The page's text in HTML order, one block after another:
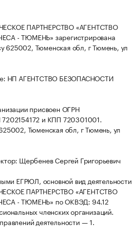
ПАРТНЕРСТВО «АГЕНТСТВО
- ТЮМЕНЬ» зарегистрирована
625002, Тюменская обл, г Тюмень, ул
НП АГЕНТСТВО БЕЗОПАСНОСТИ
присвоен ОГРН
и КПП 720301001.
Тюменская обл, г Тюмень, ул
Щербенев Сергей Григорьевич
ЕГРЮЛ, основной вид деятельности
ПАРТНЕРСТВО «АГЕНТСТВО
- ТЮМЕНЬ» по ОКВЭД: 94.12
членских организаций.
деятельности — 1.